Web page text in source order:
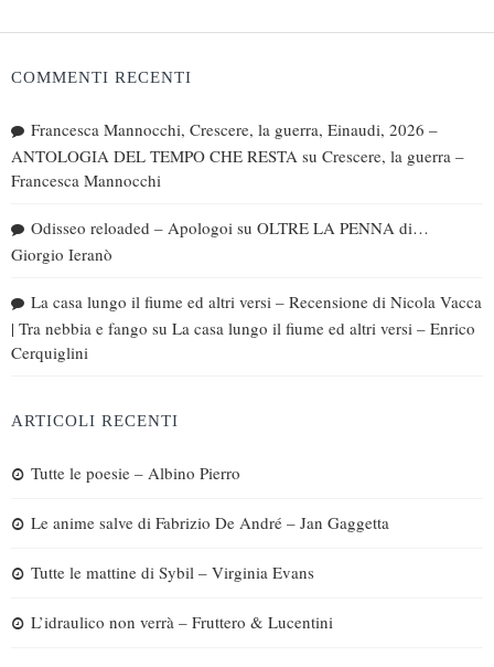
COMMENTI RECENTI
Francesca Mannocchi, Crescere, la guerra, Einaudi, 2026 –
ANTOLOGIA DEL TEMPO CHE RESTA su Crescere, la guerra –
Francesca Mannocchi
Odisseo reloaded – Apologoi su OLTRE LA PENNA di…
Giorgio Ieranò
La casa lungo il fiume ed altri versi – Recensione di Nicola Vacca
| Tra nebbia e fango su La casa lungo il fiume ed altri versi – Enrico
Cerquiglini
ARTICOLI RECENTI
Tutte le poesie – Albino Pierro
Le anime salve di Fabrizio De André – Jan Gaggetta
Tutte le mattine di Sybil – Virginia Evans
L’idraulico non verrà – Fruttero & Lucentini